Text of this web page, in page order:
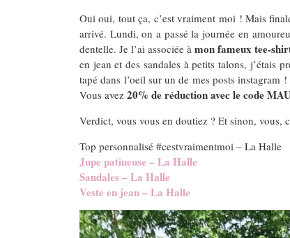
Oui oui, tout ça, c’est vraiment moi ! Mais
arrivé. Lundi, on a passé la journée en
dentelle. Je l’ai associée à mon fameux tee-
en jean et des sandales à petits talons, j’étais
tapé dans l’oeil sur un de mes posts
Vous avez 20% de réduction avec le code
Verdict, vous vous en doutiez ? Et sinon, vous,
Top personnalisé #cestvraimentmoi – La Halle
Jupe patineuse – La Halle
Sandales – La Halle
Veste en jean – La Halle